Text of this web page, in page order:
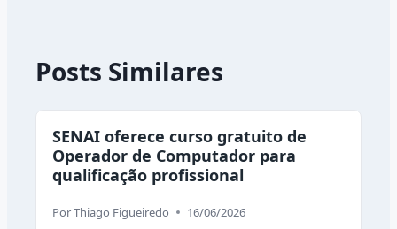
Posts Similares
SENAI oferece curso gratuito de
Operador de Computador para
qualificação profissional
PorThiago Figueiredo 16/06/2026